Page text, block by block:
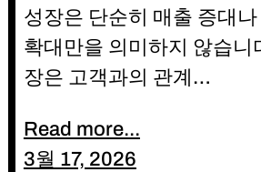
성장은 단순히 매출 증대
확대만을 의미하지 않습니
장은 고객과의 관계…
Read more...
3월 17, 2026